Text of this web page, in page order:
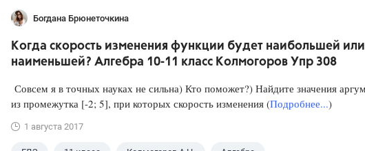
Богдана Брюнеточкина
Когда скорость изменения функции будет наибольшей или
наименьшей? Алгебра 10-11 класс Колмогоров Упр 308
Совсем я в точных науках не сильна) Кто поможет?) Найдите значения
из промежутка [-2; 5], при которых скорость изменения (Подробнее...)
1 августа 2017